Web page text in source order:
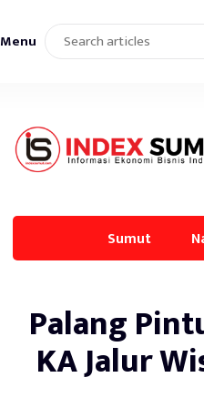
Menu
Sumut
Palang
KA Jalur